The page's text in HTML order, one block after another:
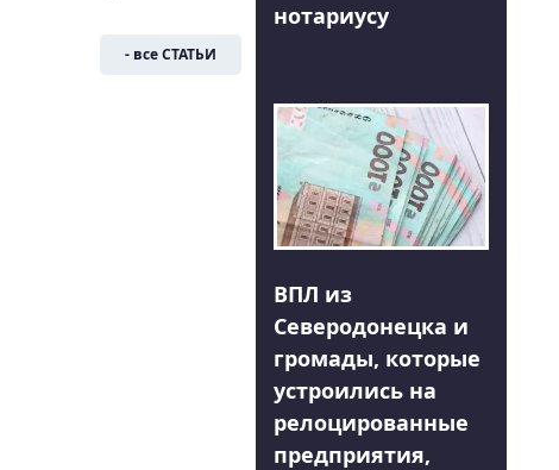
- все СТАТЬИ
нотариусу
ВПЛ из
Северодонецка и
громады, которые
устроились на
релоцированные
предприятия,